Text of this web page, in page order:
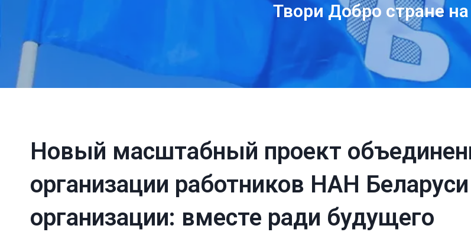
Твори Добро стране
Новый масштабный проект
организации работников НАН
организации: вместе ради будущего